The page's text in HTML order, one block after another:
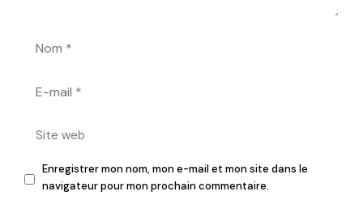
mail
web
Enregistrer mon nom, mon e-mail et mon site dans le
navigateur pour mon prochain commentaire.